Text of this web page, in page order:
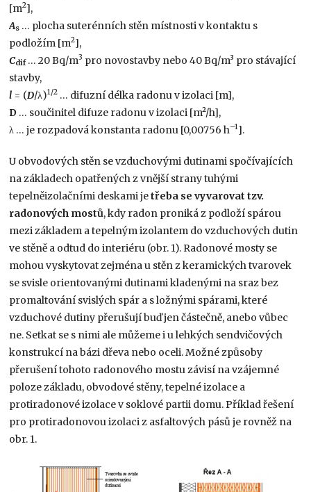
[m2],
As … plocha suterénních stěn místnosti v kontaktu s
podložím [m2],
Cdif… 20 Bq/m3 pro novostavby nebo 40 Bq/m³ pro stávající
stavby,
l = (D/λ)1/2 … difuzní délka radonu v izolaci [m],
D … součinitel difuze radonu v izolaci [m²/h],
λ … je rozpadová konstanta radonu [0,00756 h–1].
U obvodových stěn se vzduchovými dutinami spočívajících
na základech opatřených z vnější strany tuhými
tepelněizolačními deskami jetřeba se vyvarovat tzv.
radonových mostů, kdy radon proniká z podloží spárou
mezi základem a tepelným izolantem do vzduchových dutin
ve stěně a odtud do interiéru (obr. 1). Radonové mosty se
mohou vyskytovat zejména u stěn z keramických tvarovek
se svisle orientovanými dutinami kladenými na sraz bez
promaltování svislých spár a s ložnými spárami, které
vzduchové dutiny přerušují buď jen částečně, anebo vůbec
ne. Setkat se s nimi ale můžeme i u lehkých sendvičových
konstrukcí na bázi dřeva nebo oceli. Možné způsoby
přerušení tohoto radonového mostu závisí na vzájemné
poloze základu, obvodové stěny, tepelné izolace a
protiradonové izolace v soklové partii domu. Příklad řešení
pro protiradonovou izolaci z asfaltových pásů je rovněž na
obr. 1.